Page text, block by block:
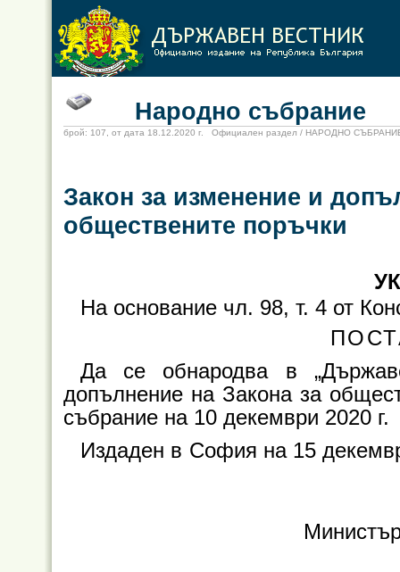
Народно събрание
брой: 107, от дата 18.12.2020 г. Официален раздел / НАРОДНО
Закон за изменение и
обществените поръчки
На основание чл. 98, т. 4 от
Да се обнародва в
допълнение на Закона за
събрание на 10 декември 2020 г.
Издаден в София на 15